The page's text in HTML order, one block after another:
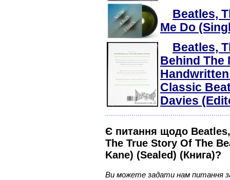
Beatles,
Me Do
Beatles,
Behind The
Classic
Davies
Є питання щодо
The True Story Of The
Kane) (Sealed) (Книга)?
Ви можете задати нам питання